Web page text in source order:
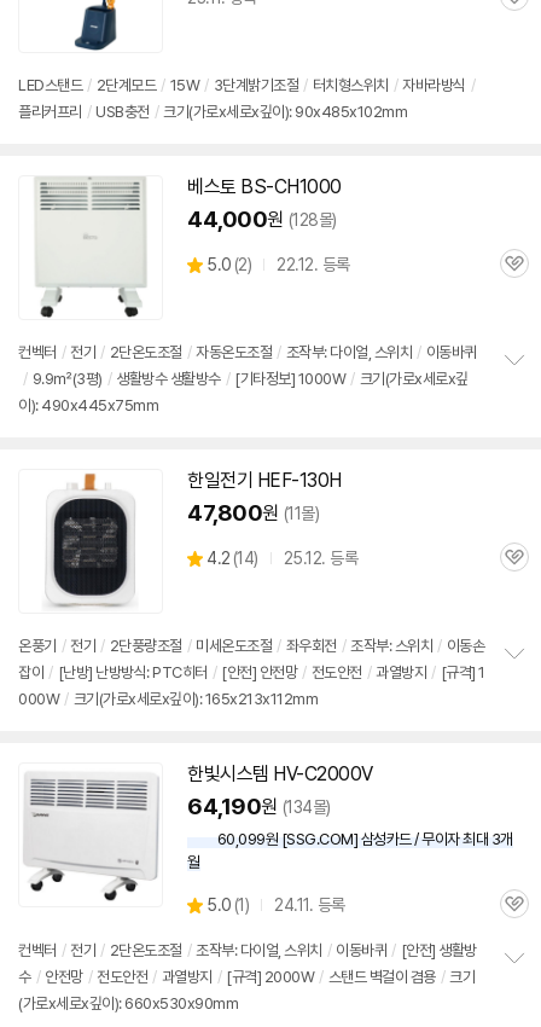
관
LED스탠드 / 2단계모드 / 15W / 3단계밝기조절 / 터치형스위치 / 자바라방식 /
플리커프리 / USB충전 / 크기(가로x세로x깊이): 90x485x102mm
베스토 BS-CH1000
44,000원 (128몰)
별
5.0 (상
뷰
2) 22.12. 등록
관
컨벡터 / 전기 / 2단온도조절 / 자동온도조절 / 조작부: 다이얼, 스위치 / 이동바퀴
/ 9.9㎡(3평) / 생활방수 생활방수 / [기타정보] 1000W / 크기(가로x세로x깊
이): 490x445x75mm
한일전기 HEF-130H
47,800원 (11몰)
별
4.2 (상
뷰
14) 25.12. 등록
관
온풍기 / 전기 / 2단풍량조절 / 미세온도조절 / 좌우회전 / 조작부:스위치 / 이동손
잡이 / [난방] 난방방식: PTC히터 / [안전] 안전망 / 전도안전 / 과열방지 / [규격] 1
000W / 크기(가로x세로x깊이): 165x213x112mm
한빛시스템 HV-C2000V
64,190원 (134몰)
60,099원 [SSG.COM] 삼성카드 / 무이자 최대 3개
월
별
점
5.0 (상
리
뷰
1) 24.11. 등록
관
컨벡터 / 전기 / 2단온도조절 / 조작부: 다이얼, 스위치 / 이동바퀴 / [안전] 생활방
수 / 안전망 / 전도안전 / 과열방지 / [규격] 2000W / 스탠드 벽걸이 겸용 / 크기
(가로x세로x깊이): 660x530x90mm